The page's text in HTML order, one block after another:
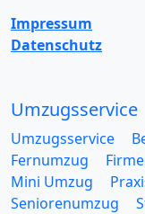
Impressum
Datenschutz
Umzugsservice
Umzugsservice
Fernumzug
Mini Umzug
Seniorenumzug